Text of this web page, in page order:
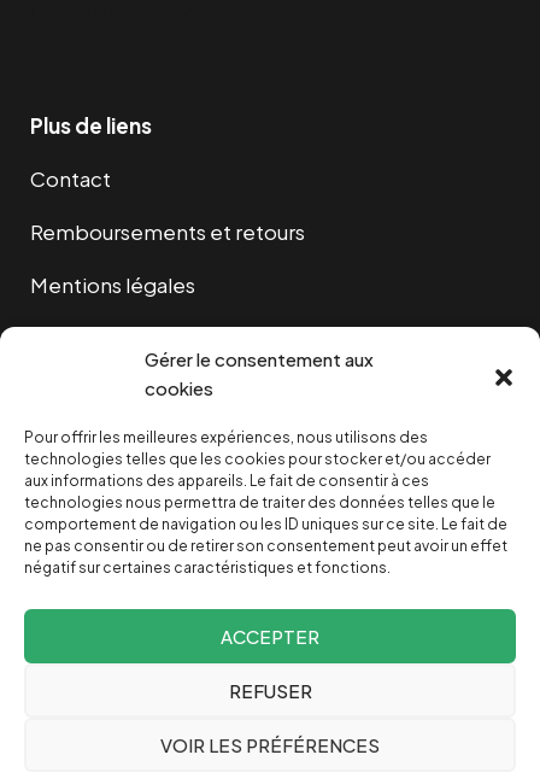
Gérer le consentement aux
cookies
Pour offrir les meilleures expériences, nous utilisons des
technologies telles que les cookies pour stocker et/ou accéder
aux informations des appareils. Le fait de consentir à ces
technologies nous permettra de traiter des données telles que le
comportement de navigation ou les ID uniques sur ce site. Le fait de
ne pas consentir ou de retirer son consentement peut avoir un effet
négatif sur certaines caractéristiques et fonctions.
ACCEPTER
REFUSER
VOIR LES PRÉFÉRENCES
Plus de liens
Contact
Remboursements et retours
Mentions légales
NOUS SOUTENIR
NOTRE NEWSLETTER
pour le changer